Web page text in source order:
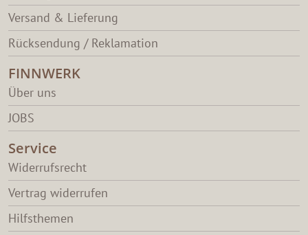
Versand & Lieferung
Rücksendung / Reklamation
FINNWERK
Über uns
JOBS
Service
Widerrufsrecht
Vertrag widerrufen
Hilfsthemen